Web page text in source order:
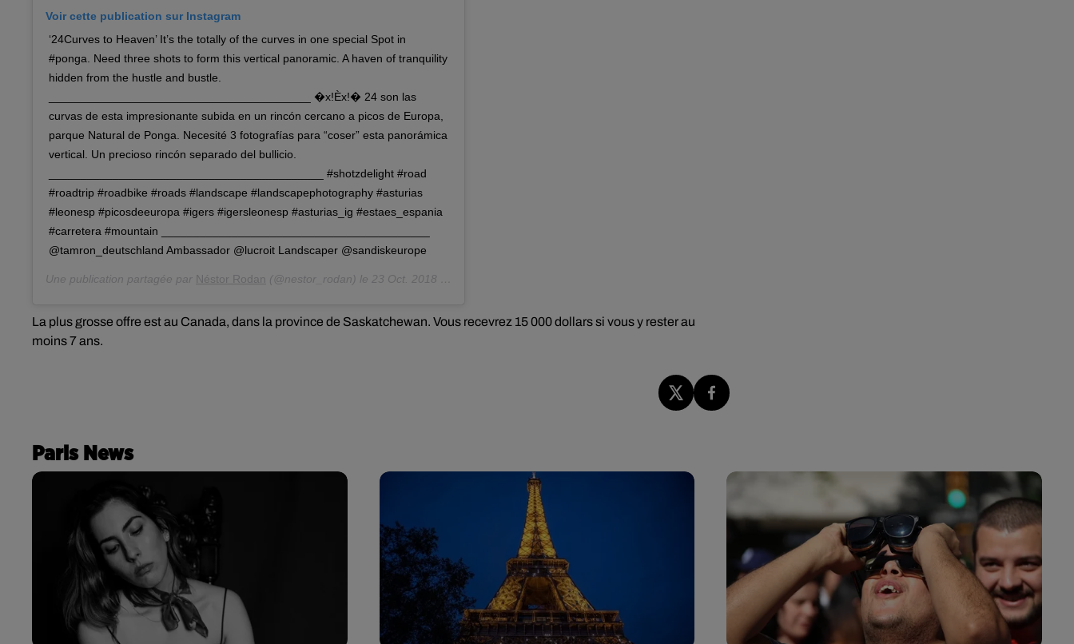
Voir cette publication sur Instagram
‘24Curves to Heaven’ It’s the totally of the curves in one special Spot in
#ponga. Need three shots to form this vertical panoramic. A haven of tranquility
hidden from the hustle and bustle.
_________________________________________ �x!Èx!� 24 son las
curvas de esta impresionante subida en un rincón cercano a picos de Europa,
parque Natural de Ponga. Necesité 3 fotografías para “coser” esta panorámica
vertical. Un precioso rincón separado del bullicio.
___________________________________________ #shotzdelight #road
#roadtrip #roadbike #roads #landscape #landscapephotography #asturias
#leonesp #picosdeeuropa #igers #igersleonesp #asturias_ig #estaes_espania
#carretera #mountain __________________________________________
@tamron_deutschland Ambassador @lucroit Landscaper @sandiskeurope
Une publication partagée par Néstor Rodan (@nestor_rodan) le 23 Oct. 2018 à 7 :00 PDT
La plus grosse offre est au Canada, dans la province de Saskatchewan. Vous recevrez 15 000 dollars si vous y rester au
moins 7 ans.
Paris News